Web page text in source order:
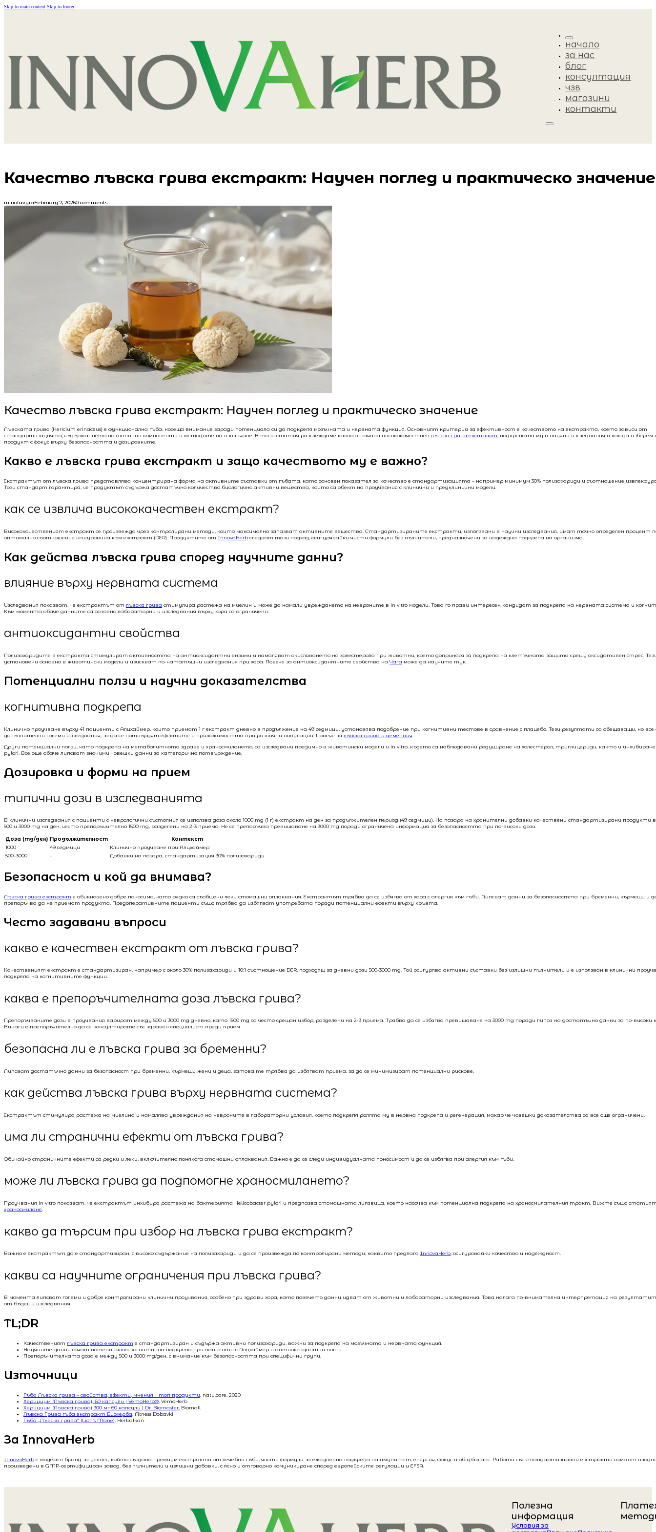
Skip to main content Skip to footer
начало
за нас
блог
консултация
чзв
магазини
контакти
Качество лъвска грива екстракт: Научен поглед и практическо значение
minotavyraFebruary 7, 20260 comments
Качество лъвска грива екстракт: Научен поглед и практическо значение
Лъвската грива (Hericium erinaceus) е функционална гъба, носеща внимание заради потенциала си да подкрепя мозъчната и нервната функция. Основният критерий за ефективност е качеството на екстракта, което зависи от
стандартизацията, съдържанието на активни компоненти и методите на извличане. В тази статия разглеждаме какво означава висококачественлъвска грива екстракт, подкрепата му в научни изследвания и как да изберем
продукт с фокус върху безопасността и дозировките.
Какво е лъвска грива екстракт и защо качеството му е важно?
Екстрактът от лъвска грива представлява концентрирана форма на активните съставки от гъбата, като основен показател за качество е стандартизацията – например минимум 30% полизахариди и съотношение
Този стандарт гарантира, че продуктът съдържа достатъчно количество биологично активни вещества, които са обект на проучвания с клинични и предклинични модели.
как се извлича висококачествен екстракт?
Висококачественият екстракт се произвежда чрез контролирани методи, които максимално запазват активните вещества. Стандартизираните екстракти, използвани в научни изследвания, имат точно определен процент
оптимално съотношение на суровина към екстракт (DER). Продуктите от InnovaHerb следват този подход, осигурявайки чисти формули без пълнители, предназначени за надеждна подкрепа на организма.
Как действа лъвска грива според научните данни?
влияние върху нервната система
Изследвания показват, че екстрактът отлъвска грива стимулира растежа на миелин и може да намали увреждането на невроните в in vitro модели. Това го прави интересен кандидат за подкрепа на нервната система и
Към момента обаче данните са основно лабораторни и изследвания върху хора са ограничени.
антиоксидантни свойства
Полизахаридите в екстракта стимулират активността на антиоксидантни ензими и намаляват окисляването на холестерола при животни, което допринася за подкрепа на клетъчната защита срещу оксидативен стрес.
установени основно в животински модели и изискват по-нататъшни изследвания при хора. Повече за антиоксидантните свойства на Чага може да научите тук.
Потенциални ползи и научни доказателства
когнитивна подкрепа
Клинично проучване върху 41 пациенти с Алцхаймер, които приемат 1 г екстракт дневно в продължение на 49 седмици, установява подобрение при когнитивни тестове в сравнение с плацебо. Тези резултати са обещаващи, но все
допълнителни големи изследвания, за да се потвърдят ефектите и приложимостта при различни популации. Повече залъвска грива и деменция.
Други потенциални ползи, като подкрепа на метаболитното здраве и храносмилането, са изследвани предимно в животински модели и in vitro, където са наблюдавани редуциране на холестерол, триглицериди, както и
pylori. Все още обаче липсват значими човешки данни за категорично потвърждение.
Дозировка и форми на прием
типични дози в изследванията
В клинични изследвания с пациенти с неврологични състояния се използва доза около 1000 mg (1 г) екстракт на ден за продължителен период (49 седмици). На пазара на хранителни добавки качествени стандартизирани
500 и 3000 mg на ден, често препоръчително 1500 mg, разделени на 2-3 приема. Не се препоръчва превишаване на 3000 mg поради ограничена информация за безопасността при по-високи дози.
Доза (mg/ден) Продължителност
Контекст
1000
49 седмици
Клинично проучване при Алцхаймер
500–3000
– Добавки на пазара, стандартизация 30% полизахариди
Безопасност и кой да внимава?
Лъвска грива екстракт е обикновено добре поносима, като рядко са съобщени леки стомашни оплаквания. Екстрактът трябва да се избягва от хора с алергия към гъби. Липсват данни за безопасността при бременни, кърмещи и
препоръчва да не приемат продукта. Предоперативните пациенти също трябва да избягват употребата поради потенциални ефекти върху кръвта.
Често задавани въпроси
какво е качествен екстракт от лъвска грива?
Качественият екстракт е стандартизиран, например с около 30% полизахариди и 10:1 съотношение DER, подходящ за дневни дози 500-3000 mg. Той осигурява активни съставки без излишни пълнители и е използван в клинични
подкрепа на когнитивните функции.
каква е препоръчителната доза лъвска грива?
Препоръчваните дози в проучвания варират между 500 и 3000 mg дневно, като 1500 mg са често срещан избор, разделени на 2-3 приема. Трябва да се избягва превишаване на 3000 mg поради липса на достатъчно данни за по-високи
Винаги е препоръчително да се консултирате със здравен специалист преди прием.
безопасна ли е лъвска грива за бременни?
Липсват достатъчно данни за безопасност при бременни, кърмещи жени и деца, затова те трябва да избягват приема, за да се минимизират потенциални рискове.
как действа лъвска грива върху нервната система?
Екстрактът стимулира растежа на миелина и намалява увреждания на невроните в лабораторни условия, което подкрепя ролята му в нервна подкрепа и регенерация, макар че човешки доказателства са все още ограничени.
има ли странични ефекти от лъвска грива?
Обичайно страничните ефекти са редки и леки, включително понякога стомашни оплаквания. Важно е да се следи индивидуалната поносимост и да се избягва при алергия към гъби.
може ли лъвска грива да подпомогне храносмилането?
Проучвания in vitro показват, че екстрактът инхибира растежа на бактерията Helicobacter pylori и предпазва стомашната лигавица, което насочва към потенциална подкрепа на храносмилателния тракт. Вижте също
храносмилане.
какво да търсим при избор на лъвска грива екстракт?
Важно е екстрактът да е стандартизиран, с високо съдържание на полизахариди и да се произвежда по контролирани методи, каквито предлага InnovaHerb, осигурявайки качество и надеждност.
какви са научните ограничения при лъвска грива?
В момента липсват големи и добре контролирани клинични проучвания, особено при здрави хора, като повечето данни идват от животни и лабораторни изследвания. Това налага по-внимателна интерпретация на
от бъдещи изследвания.
TL;DR
Качественият лъвска грива екстракт е стандартизиран и съдържа активни полизахариди, важни за подкрепа на мозъчната и нервната функция.
Научните данни сочат потенциална когнитивна подкрепа при пациенти с Алцхаймер и антиоксидантни ползи.
Препоръчителната доза е между 500 и 3000 mg/ден, с внимание към безопасността при специфични групи.
Източници
Гъба Лъвска грива – свойства, ефекти, мнения + топ продукти, natu.care, 2020
Херициум (Лъвска грива), 60 капсули | VemoHerb®, VemoHerb
Херициум (Лъвска грива) 300 мг 60 капсули | Dr. Biomaster, Biomall
Лъвска Грива гъба екстракт Биохерба, Fitness Dobavki
Гъба „Лъвска грива“ (Lion’s Mane), Herbalkan
За InnovaHerb
InnovaHerb е модерен бранд за уелнес, който създава премиум екстракти от лечебни гъби, чисти формули за ежедневна подкрепа на имунитет, енергия, фокус и общ баланс. Работи със стандартизирани екстракти само от
произведени в GMP-сертифициран завод, без пълнители и излишни добавки, с ясно и отговорно комуникиране според европейските регулации и EFSA.
Полезна
информация
Условия за